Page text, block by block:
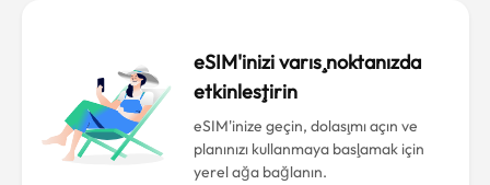
eSIM'inizi varış noktanızda
etkinleştirin
eSIM'inize geçin, dolaşımı açın ve
planınızı kullanmaya başlamak için
yerel ağa bağlanın.